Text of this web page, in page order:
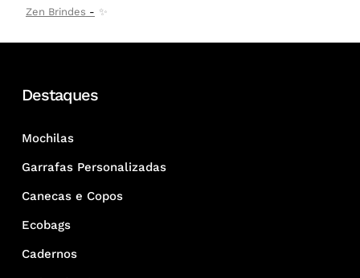
Zen Brindes
✨
Destaques
Mochilas
Garrafas Personalizadas
Canecas e Copos
Ecobags
Cadernos